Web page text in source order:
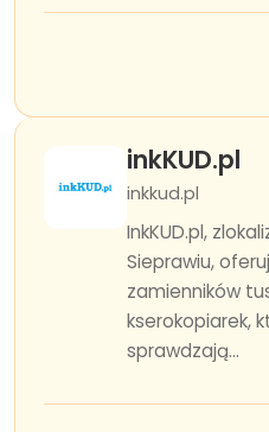
inkKUD.pl
inkkud.pl
InkKUD.pl,
Sieprawiu,
zamienników
kserokopiarek,
sprawdzają...